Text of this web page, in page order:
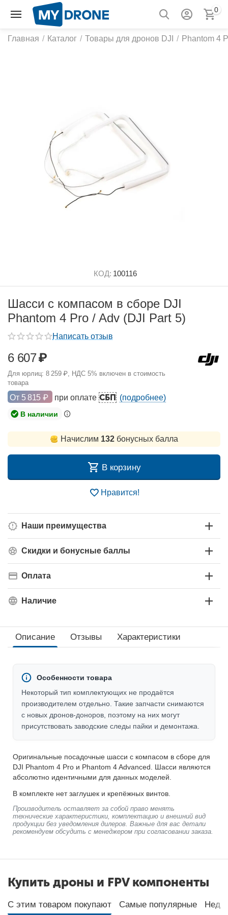
0
Главная / Каталог / Товары для дронов DJI / Phantom 4
КОД: 100116
Шасси с компасом в сборе DJI
Phantom 4 Pro / Adv (DJI Part 5)
Написать отзыв
6 607₽
Для юрлиц: 8 259 ₽, НДС 5% включен в стоимость
товара
От 5 815 ₽ при оплате СБП (подробнее)
В наличии
Начислим 132бонусных балла
В корзину
Нравится!
Наши преимущества
Скидки и бонусные баллы
Оплата
Наличие
Описание Отзывы Характеристики
Особенности товара
Некоторый тип комплектующих не продаётся
производителем отдельно. Такие запчасти снимаются
с новых дронов-доноров, поэтому на них могут
присутствовать заводские следы пайки и демонтажа.
Оригинальные посадочные шасси с компасом в сборе для
DJI Phantom 4 Pro и Phantom 4 Advanced. Шасси являются
абсолютно идентичными для данных моделей.
В комплекте нет заглушек и крепёжных винтов.
Производитель оставляет за собой право менять
технические характеристики, комплектацию и внешний вид
продукции без уведомления дилеров. Важные для вас детали
рекомендуем обсудить с менеджером при согласовании заказа.
Купить дроны и FPV компоненты
С этим товаром покупают Самые популярные